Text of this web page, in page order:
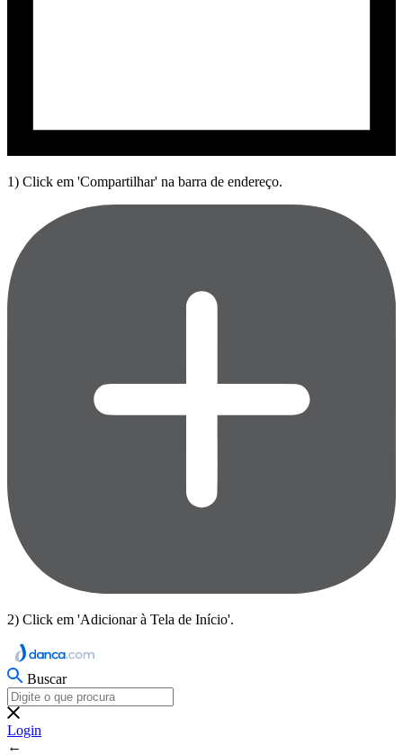
1) Click em 'Compartilhar' na barra de endereço.
2) Click em 'Adicionar à Tela de Início'.
Buscar
Login
←